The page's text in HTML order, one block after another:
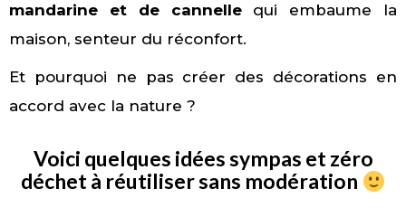
mandarine et de cannellequi embaume la
maison, senteur du réconfort.
Et pourquoi ne pas créer des décorations en
accord avec la nature ?
Voici quelques idées sympas et zéro
déchet à réutiliser sans modération